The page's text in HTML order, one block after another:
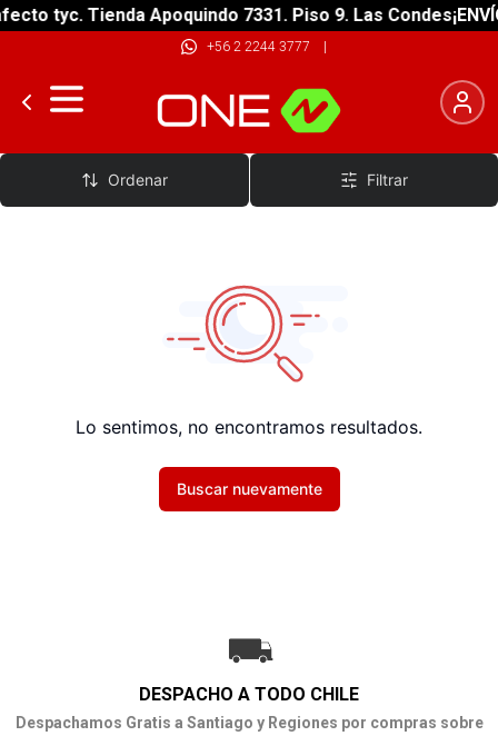
tyc. Tienda Apoquindo 7331. Piso 9. Las Condes
+56 2 2244 3777 |
Bicicletas de Ruta
Ordenar Filtrar
Lo sentimos, no encontramos resultados.
Buscar nuevamente
DESPACHO A TODO CHILE
Despachamos Gratis a Santiago y Regiones por compras sobre